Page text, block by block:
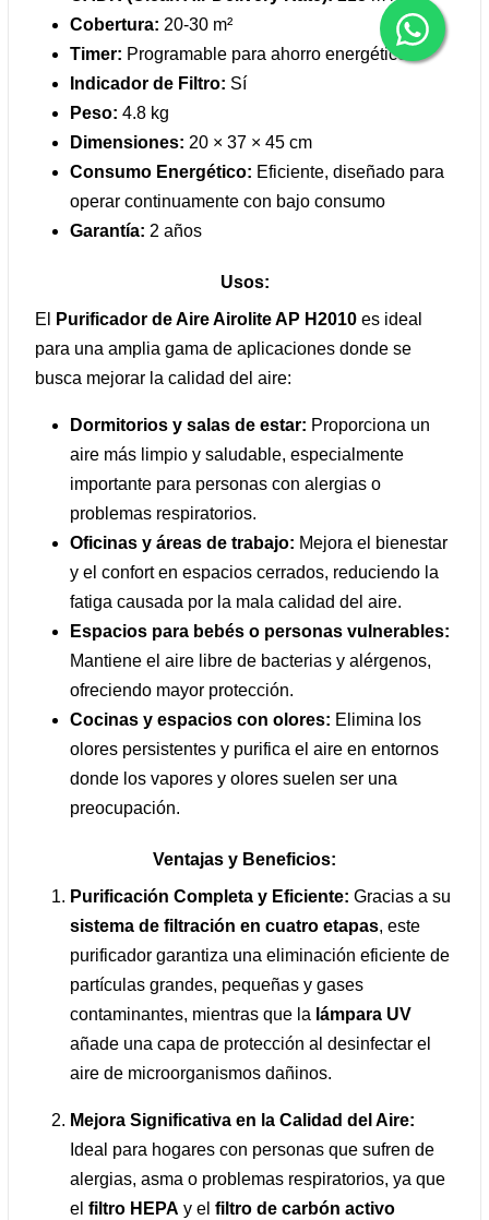
Cobertura: 20-30 m²
Timer: Programable para ahorro energético
Indicador de Filtro: Sí
Peso: 4.8 kg
Dimensiones: 20 × 37 × 45 cm
Consumo Energético: Eficiente, diseñado para
operar continuamente con bajo consumo
Garantía: 2 años
Usos:
El Purificador de Aire Airolite AP H2010 es ideal
para una amplia gama de aplicaciones donde se
busca mejorar la calidad del aire:
Dormitorios y salas de estar: Proporciona un
aire más limpio y saludable, especialmente
importante para personas con alergias o
problemas respiratorios.
Oficinas y áreas de trabajo: Mejora el bienestar
y el confort en espacios cerrados, reduciendo la
fatiga causada por la mala calidad del aire.
Espacios para bebés o personas vulnerables:
Mantiene el aire libre de bacterias y alérgenos,
ofreciendo mayor protección.
Cocinas y espacios con olores: Elimina los
olores persistentes y purifica el aire en entornos
donde los vapores y olores suelen ser una
preocupación.
Ventajas y Beneficios:
Purificación Completa y Eficiente: Gracias a su
sistema de filtración en cuatro etapas, este
purificador garantiza una eliminación eficiente de
partículas grandes, pequeñas y gases
contaminantes, mientras que la lámpara UV
añade una capa de protección al desinfectar el
aire de microorganismos dañinos.
Mejora Significativa en la Calidad del Aire:
Ideal para hogares con personas que sufren de
alergias, asma o problemas respiratorios, ya que
el filtro HEPA y el filtro de carbón activo